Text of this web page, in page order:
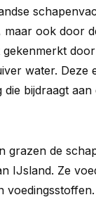
ook door
water. Deze
bijdraagt
grazen de
IJsland. Ze